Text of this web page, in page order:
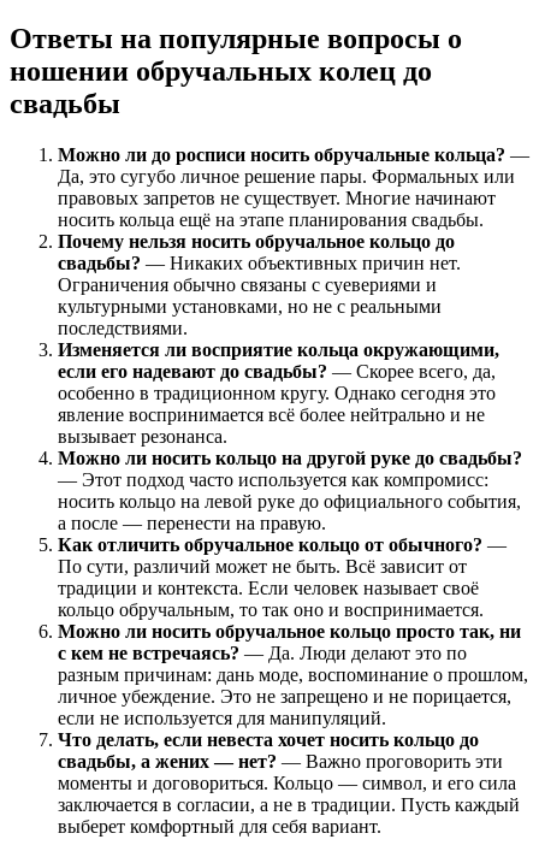
Ответы на популярные вопросы о
ношении обручальных колец до
свадьбы
Можно ли до росписи носить обручальные кольца? —
Да, это сугубо личное решение пары. Формальных или
правовых запретов не существует. Многие начинают
носить кольца ещё на этапе планирования свадьбы.
Почему нельзя носить обручальное кольцо до
свадьбы? — Никаких объективных причин нет.
Ограничения обычно связаны с суевериями и
культурными установками, но не с реальными
последствиями.
Изменяется ли восприятие кольца окружающими,
если его надевают до свадьбы? — Скорее всего, да,
особенно в традиционном кругу. Однако сегодня это
явление воспринимается всё более нейтрально и не
вызывает резонанса.
Можно ли носить кольцо на другой руке до свадьбы?
— Этот подход часто используется как компромисс:
носить кольцо на левой руке до официального события,
а после — перенести на правую.
Как отличить обручальное кольцо от обычного? —
По сути, различий может не быть. Всё зависит от
традиции и контекста. Если человек называет своё
кольцо обручальным, то так оно и воспринимается.
Можно ли носить обручальное кольцо просто так, ни
с кем не встречаясь? — Да. Люди делают это по
разным причинам: дань моде, воспоминание о прошлом,
личное убеждение. Это не запрещено и не порицается,
если не используется для манипуляций.
Что делать, если невеста хочет носить кольцо до
свадьбы, а жених — нет? — Важно проговорить эти
моменты и договориться. Кольцо — символ, и его сила
заключается в согласии, а не в традиции. Пусть каждый
выберет комфортный для себя вариант.